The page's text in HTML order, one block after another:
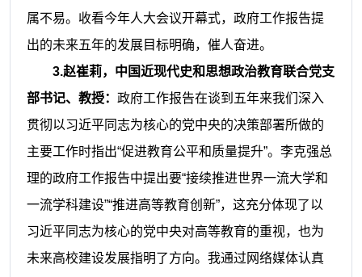
属不易。收看今年人大会议开幕式，政府工作报告提
出的未来五年的发展目标明确，催人奋进。
3.赵崔莉，中国近现代史和思想政治教育联合党支
部书记、教授： 政府工作报告在谈到五年来我们深入
贯彻以习近平同志为核心的党中央的决策部署所做的
主要工作时指出“促进教育公平和质量提升”。李克强总
理的政府工作报告中提出要“接续推进世界一流大学和
一流学科建设”“推进高等教育创新”，这充分体现了以
习近平同志为核心的党中央对高等教育的重视，也为
未来高校建设发展指明了方向。我通过网络媒体认真